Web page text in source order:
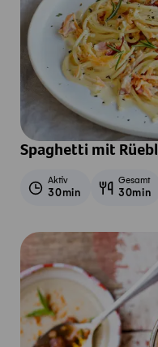
Spaghetti mit
Aktiv
30min
Gesamt
30min